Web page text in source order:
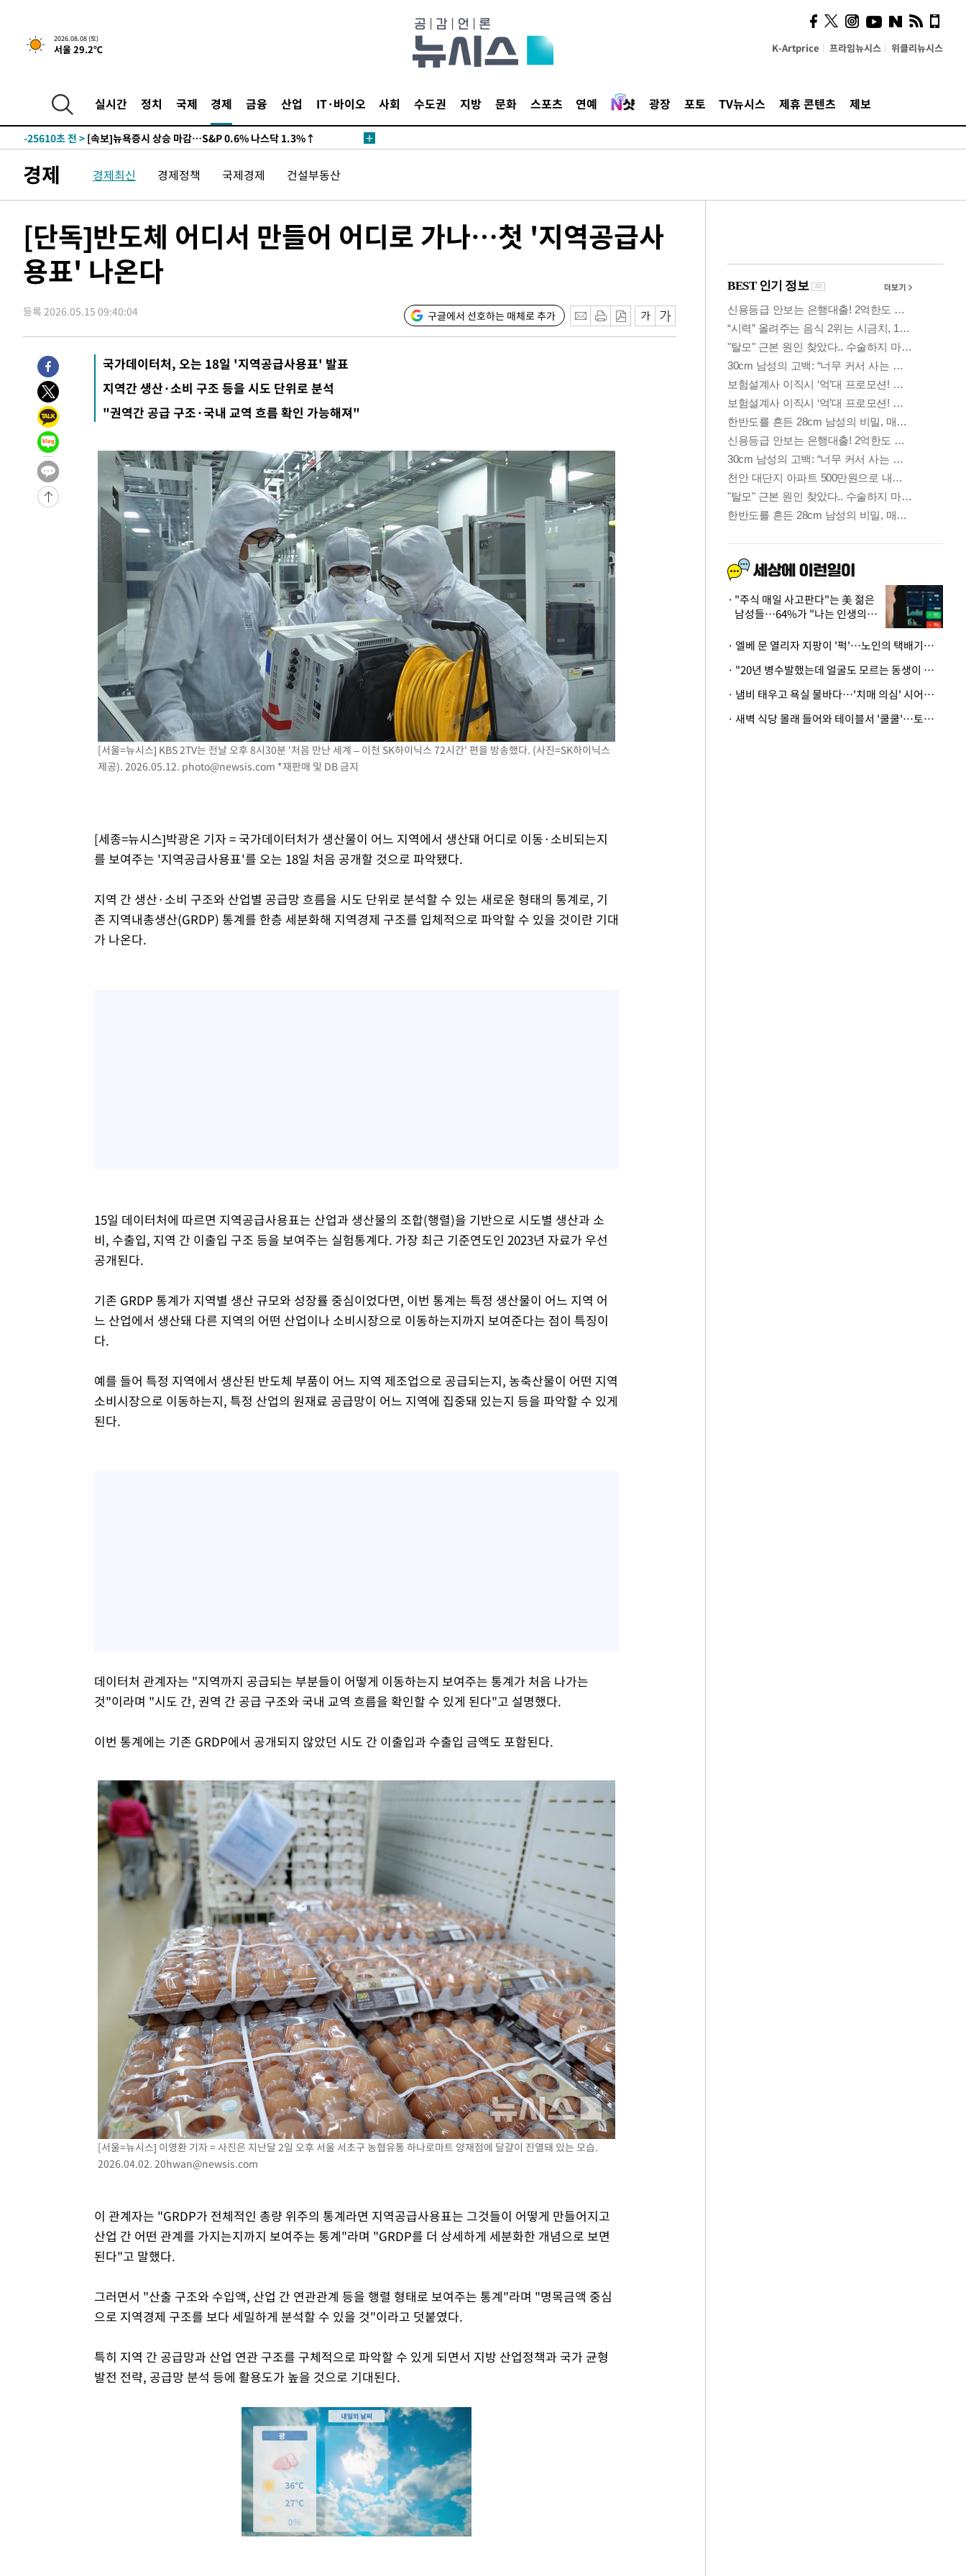
2026.08.08 (토)
서울 29.2℃ K-Artprice 프라임뉴시스 위클리뉴시스
실시간 정치 국제 경제 금융 산업 IT·바이오 사회 수도권 지방 문화 스포츠 연예 광장 포토 TV뉴시스 제휴 콘텐츠 제보
-25610초 전 > [속보]뉴욕증시 상승 마감…S&P 0.6% 나스닥 1.3%↑
경제 경제최신 경제정책 국제경제 건설부동산
[단독]반도체 어디서 만들어 어디로 가나…첫 '지역공급사
용표' 나온다
등록 2026.05.15 09:40:04 구글에서 선호하는 매체로 추가
국가데이터처, 오는 18일 '지역공급사용표' 발표
지역간 생산·소비 구조 등을 시도 단위로 분석
"권역간 공급 구조·국내 교역 흐름 확인 가능해져"
[서울=뉴시스] KBS 2TV는 전날 오후 8시30분 '처음 만난 세계 – 이천 SK하이닉스 72시간' 편을 방송했다. (사진=SK하이닉스
제공). 2026.05.12. photo@newsis.com *재판매 및 DB 금지
[세종=뉴시스]박광온 기자 = 국가데이터처가 생산물이 어느 지역에서 생산돼 어디로 이동·소비되는지
를 보여주는 '지역공급사용표'를 오는 18일 처음 공개할 것으로 파악됐다.
지역 간 생산·소비 구조와 산업별 공급망 흐름을 시도 단위로 분석할 수 있는 새로운 형태의 통계로, 기
존 지역내총생산(GRDP) 통계를 한층 세분화해 지역경제 구조를 입체적으로 파악할 수 있을 것이란 기대
가 나온다.
15일 데이터처에 따르면 지역공급사용표는 산업과 생산물의 조합(행렬)을 기반으로 시도별 생산과 소
비, 수출입, 지역 간 이출입 구조 등을 보여주는 실험통계다. 가장 최근 기준연도인 2023년 자료가 우선
공개된다.
기존 GRDP 통계가 지역별 생산 규모와 성장률 중심이었다면, 이번 통계는 특정 생산물이 어느 지역 어
느 산업에서 생산돼 다른 지역의 어떤 산업이나 소비시장으로 이동하는지까지 보여준다는 점이 특징이
다.
예를 들어 특정 지역에서 생산된 반도체 부품이 어느 지역 제조업으로 공급되는지, 농축산물이 어떤 지역
소비시장으로 이동하는지, 특정 산업의 원재료 공급망이 어느 지역에 집중돼 있는지 등을 파악할 수 있게
된다.
데이터처 관계자는 "지역까지 공급되는 부분들이 어떻게 이동하는지 보여주는 통계가 처음 나가는
것"이라며 "시도 간, 권역 간 공급 구조와 국내 교역 흐름을 확인할 수 있게 된다"고 설명했다.
이번 통계에는 기존 GRDP에서 공개되지 않았던 시도 간 이출입과 수출입 금액도 포함된다.
[서울=뉴시스] 이영환 기자 = 사진은 지난달 2일 오후 서울 서초구 농협유통 하나로마트 양재점에 달걀이 진열돼 있는 모습.
2026.04.02. 20hwan@newsis.com
이 관계자는 "GRDP가 전체적인 총량 위주의 통계라면 지역공급사용표는 그것들이 어떻게 만들어지고
산업 간 어떤 관계를 가지는지까지 보여주는 통계"라며 "GRDP를 더 상세하게 세분화한 개념으로 보면
된다"고 말했다.
그러면서 "산출 구조와 수입액, 산업 간 연관관계 등을 행렬 형태로 보여주는 통계"라며 "명목금액 중심
으로 지역경제 구조를 보다 세밀하게 분석할 수 있을 것"이라고 덧붙였다.
특히 지역 간 공급망과 산업 연관 구조를 구체적으로 파악할 수 있게 되면서 지방 산업정책과 국가 균형
발전 전략, 공급망 분석 등에 활용도가 높을 것으로 기대된다.
시, 스마트폰 액세서리에
NFC 더했다
"주식 매일 사고판다"는 美 젊은
남성들…64%가 "나는 인생의
· 엘베 문 열리자 지팡이 '퍽'…노인의 택배기사 폭행 이유
· "20년 병수발했는데 얼굴도 모르는 동생이 유산 절반을"…배다른 형제 상속권 있을까
· 냄비 태우고 욕실 물바다…'치매 의심' 시어머니 검사 권유했다가 '날벼락'
· 새벽 식당 몰래 들어와 테이블서 '쿨쿨'…토사물 남기고 사라진 남성